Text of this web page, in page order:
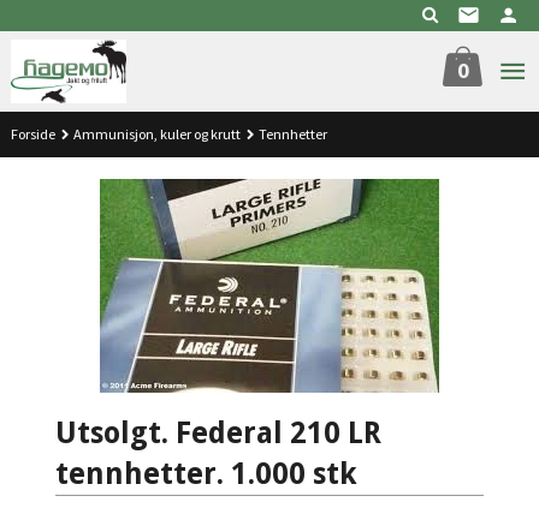
til
innholdet
0
Forside Ammunisjon, kuler og krutt Tennhetter
Utsolgt. Federal 210 LR
tennhetter. 1.000 stk